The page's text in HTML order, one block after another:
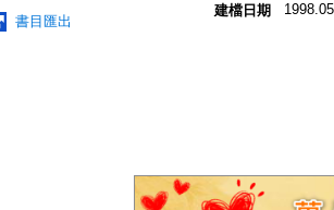
書目匯出
建檔日期